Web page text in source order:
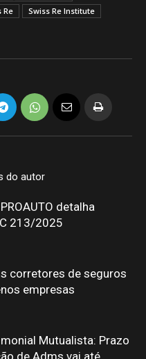
Re
Swiss Re Institute
do autor
detalha
213/2025
corretores de seguros
empresas
Mutualista: Prazo
de Adms vai até